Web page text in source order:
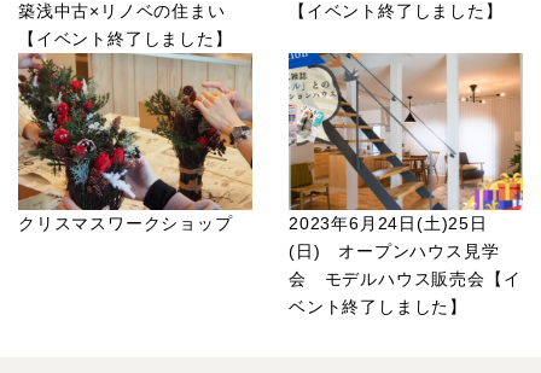
築浅中古×リノベの住まい
【イベント終了しました】
【イベント終了しました】
クリスマスワークショップ
2023年6月24日(土)25日
(日) オープンハウス見学
会 モデルハウス販売会【イ
ベント終了しました】